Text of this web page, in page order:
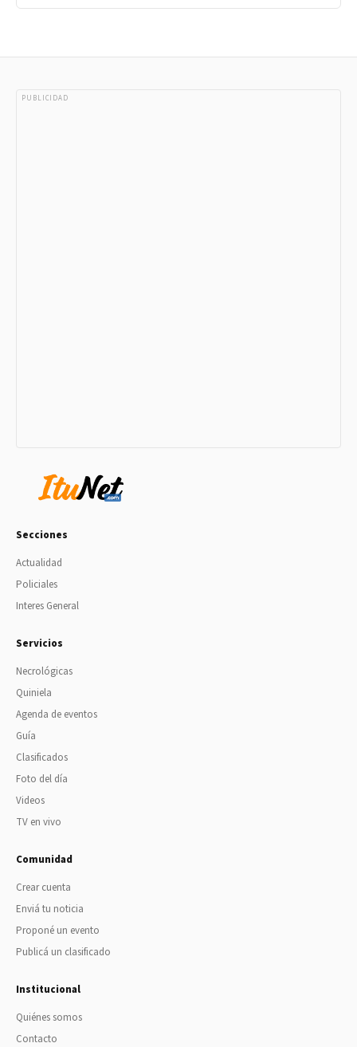
PUBLICIDAD
Secciones
Actualidad
Policiales
Interes General
Servicios
Necrológicas
Quiniela
Agenda de eventos
Guía
Clasificados
Foto del día
Videos
TV en vivo
Comunidad
Crear cuenta
Enviá tu noticia
Proponé un evento
Publicá un clasificado
Institucional
Quiénes somos
Contacto